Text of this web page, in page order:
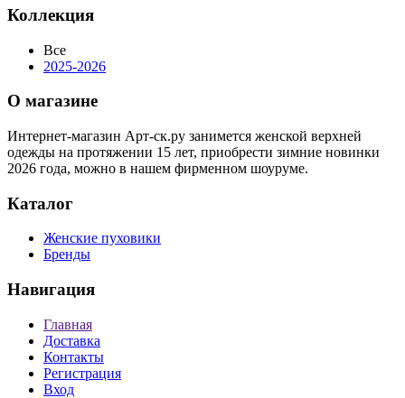
Коллекция
Все
2025-2026
О магазине
Интернет-магазин Арт-ск.ру занимется женской верхней
одежды на протяжении 15 лет, приобрести зимние новинки
2026 года, можно в нашем фирменном шоуруме.
Каталог
Женские пуховики
Бренды
Навигация
Главная
Доставка
Контакты
Регистрация
Вход